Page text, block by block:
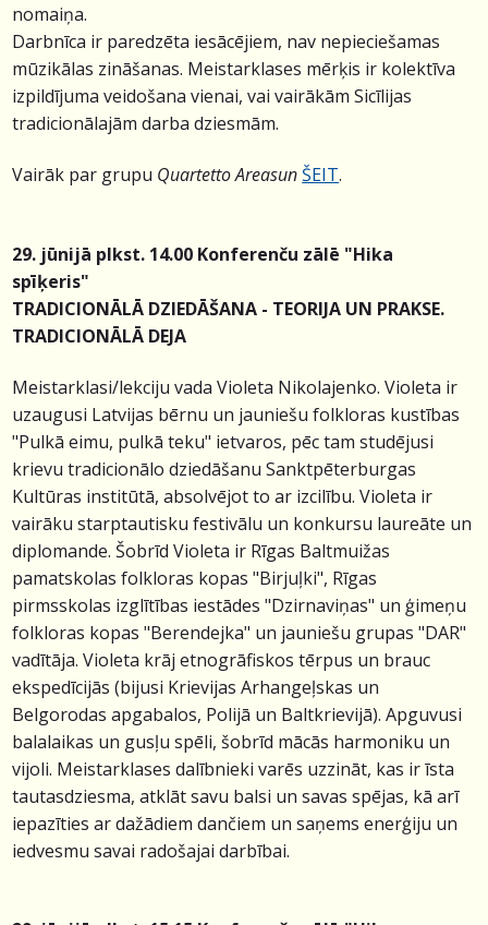
nomaiņa.
Darbnīca ir paredzēta iesācējiem, nav nepieciešamas
mūzikālas zināšanas. Meistarklases mērķis ir kolektīva
izpildījuma veidošana vienai, vai vairākām Sicīlijas
tradicionālajām darba dziesmām.
Vairāk par grupu Quartetto AreasunŠEIT.
29. jūnijā plkst. 14.00 Konferenču zālē "Hika
spīķeris"
TRADICIONĀLĀ DZIEDĀŠANA - TEORIJA UN PRAKSE.
TRADICIONĀLĀ DEJA
Meistarklasi/lekciju vada Violeta Nikolajenko.Violeta ir
uzaugusi Latvijas bērnu un jauniešu folkloras kustības
"Pulkā eimu, pulkā teku" ietvaros, pēc tam studējusi
krievu tradicionālo dziedāšanu Sanktpēterburgas
Kultūras institūtā, absolvējot to ar izcilību. Violeta ir
vairāku starptautisku festivālu un konkursu laureāte un
diplomande. Šobrīd Violeta ir Rīgas Baltmuižas
pamatskolas folkloras kopas "Birjuļki", Rīgas
pirmsskolas izglītības iestādes "Dzirnaviņas" un ģimeņu
folkloras kopas "Berendejka" un jauniešu grupas "DAR"
vadītāja. Violeta krāj etnogrāfiskos tērpus un brauc
ekspedīcijās (bijusi Krievijas Arhangeļskas un
Belgorodas apgabalos, Polijā un Baltkrievijā). Apguvusi
balalaikas un gusļu spēli, šobrīd mācās harmoniku un
vijoli. Meistarklases dalībnieki varēs uzzināt, kas ir īsta
tautasdziesma, atklāt savu balsi un savas spējas, kā arī
iepazīties ar dažādiem dančiem un saņems enerģiju un
iedvesmu savai radošajai darbībai.